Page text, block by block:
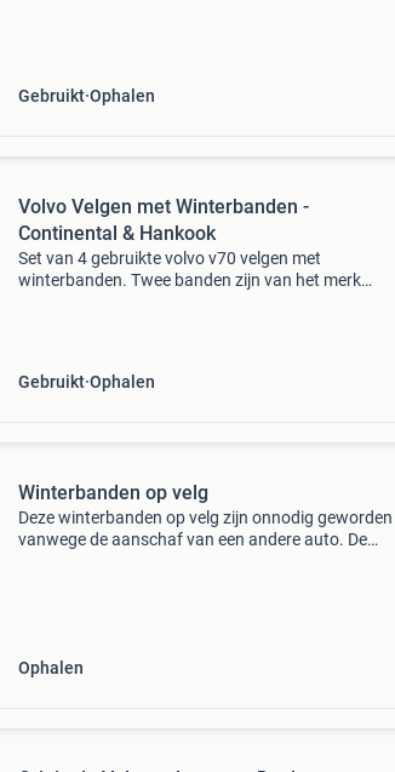
Gebruikt Ophalen
Volvo Velgen met Winterbanden -
Continental & Hankook
Set van 4 gebruikte volvo v70 velgen met
winterbanden. Twee banden zijn van het merk
Gebruikt Ophalen
Winterbanden op velg
Deze winterbanden op velg zijn onnodig geworden
vanwege de aanschaf van een andere auto. De
Ophalen